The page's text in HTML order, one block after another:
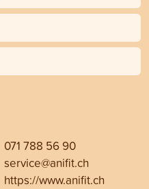
071 788 56 90
service@anifit.ch
https://www.anifit.ch